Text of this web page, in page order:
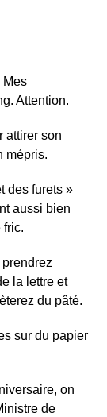
Mes
Attention.
attirer son
mépris.
des furets »
aussi bien
fric.
la lettre et
du pâté.
sur du papier
on
de